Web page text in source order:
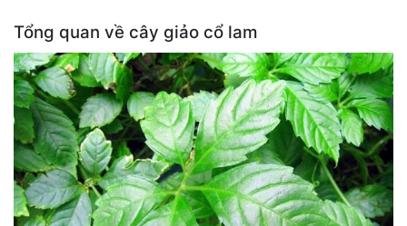
Tổng quan về cây giảo cổ lam